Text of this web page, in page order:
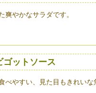
爽やかなサラダです。
ゴットソース
べやすい、見た目もきれいな